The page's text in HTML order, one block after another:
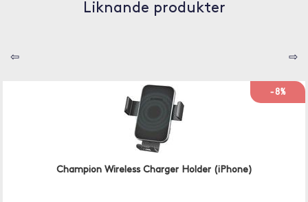
Liknande produkter
⇦ ⇨
-8%
Champion Wireless Charger Holder (iPhone)